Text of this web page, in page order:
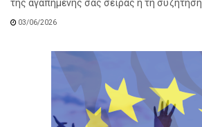
της αγαπημένης σας σειράς ή τη συζήτηση
03/06/2026